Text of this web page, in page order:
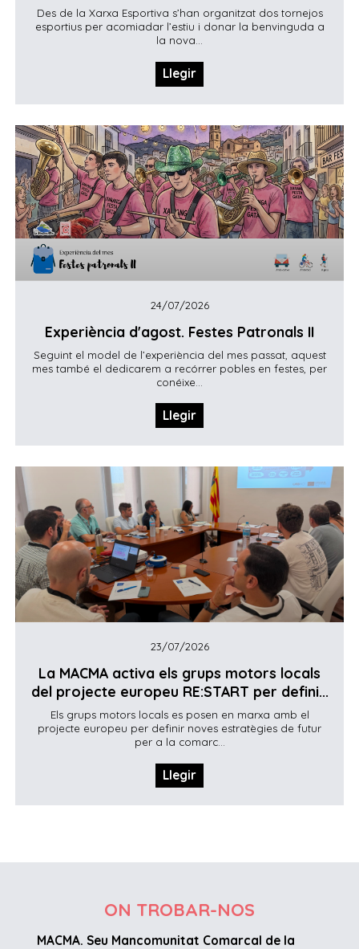
Des de la Xarxa Esportiva s’han organitzat dos tornejos
esportius per acomiadar l’estiu i donar la benvinguda a
la nova...
Llegir
24/07/2026
Experiència d'agost. Festes Patronals II
Seguint el model de l’experiència del mes passat, aquest
mes també el dedicarem a recórrer pobles en festes, per
conéixe...
Llegir
23/07/2026
La MACMA activa els grups motors locals
del projecte europeu RE:START per defini...
Els grups motors locals es posen en marxa amb el
projecte europeu per definir noves estratègies de futur
per a la comarc...
Llegir
ON TROBAR-NOS
MACMA. Seu Mancomunitat Comarcal de la